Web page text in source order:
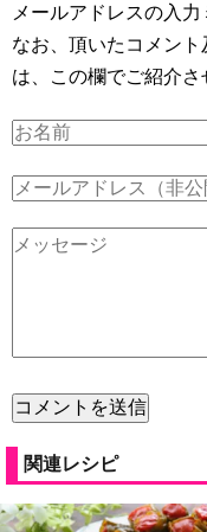
メールアドレスの入力
なお、頂いたコメン
は、この欄でご紹介さ
関連レシピ